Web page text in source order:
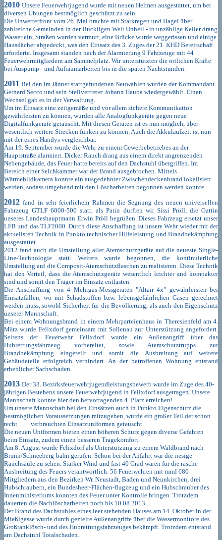
2010 Unsere Feuerwehrjugend wurde mit neuen Helmen ausgestattet, um bei
diversen Übungen bestmöglich geschützt zu sein.
Die Unwetterfront vom 26. Mai brachte mit Starkregen und Hagel über
zahlreiche Gemeinden in der Buckligen Welt Unheil - in unzählige Keller drang
Wasser ein, Straßen wurden vermurt, eine Brücke wurde weggerissen und einige
Hausdächer abgedeckt, was den Einsatz des 3. Zuges der 21. KHD Bereitschaft
erforderte. Insgesamt standen nach der Alarmierung 9 Fahrzeuge mit 44
Feuerwehrmitgliedern am Sammelplatz. Wir unterstützten die örtlichen Kräfte
bei Auspump– und Aufräumarbeiten bis in die späten Nachtstunden.
2011 Bei den im Jänner stattgefundenen Neuwahlen wurden der Kommandant
Gerhard Secco und sein Stellvertreter Johann Hauba wiedergewählt. Einen
Wechsel gab es in der Verwaltung.
Um im Einsatz eine zeitgemäße und vor allem sichere Kommunikation
gewährleisten zu können, wurden alle Analogfunkgeräte gegen neue
Digitalfunkgeräte getauscht. Mit diesen Geräten ist es nun möglich, über
wesentlich weitere Strecken funken zu können. Auch die Akkulaufzeit ist nun
mit der eines Handys vergleichbar.
Am 19. September wurde die Wehr zu einem Gewerbebetriebes an der
Hauptstraße alarmiert. Dicker Rauch drang aus einem direkt angrenzenden
Nebengebäude, das Feuer hatte bereits auf den Dachstuhl übergriffen. Im
Bereich einer Selchkammer war der Brand ausgebrochen. Mittels
Wärmebildkamera konnte ein ausgedehnter Zwischendeckenbrand lokalisiert
werden, sodass umgehend mit den Löscharbeiten begonnen werden konnte.
2012 fand in sehr feierlichem Rahmen die Segnung des neuen universellen
Fahrzeug GTLF 6000-500 statt, als Patin durften wir Sissi Pröll, die Gattin
unseres Landeshauptmann Erwin Pröll begrüßen. Dieses Fahrzeug ersetzt unser
LFB und das TLF2000. Durch diese Anschaffung ist unsere Wehr wieder mit der
aktuellsten Technik in Punkto technischer Hilfeleistung und Brandbekämpfung
ausgestattet.
2012 fand auch die Umstellung aller Atemschutzgeräte auf die neueste Single-
Line-Technologie statt. Weiters wurde begonnen, die kontinuierliche
Umstellung auf die Composit-Atemschutzflaschen zu realisieren. Diese Technik
hat den Vorteil, dass die Atemschutzgeräte wesentlich leichter und kompakter
sind und somit den Träger im Einsatz entlasten.
Die Anschaffung von 4 Mehrgas-Messgeräten "Altair 4x" gewährleisten bei
Einsatzfällen, wo mit Schadstoffen bzw. lebensgefährlichen Gasen gerechnet
werden muss, sowohl Sicherheit für die Bevölkerung, als auch den Eigenschutz
unserer Mannschaft.
Bei einem Wohnungsbrand in einem Mehrparteienhaus in Theresienfeld am 4.
März wurde Felixdorf gemeinsam mit Sollenau zur Unterstützung angefordert.
Seitens der Feuerwehr Felixdorf wurde ein Außenangriff über das
Hubrettungsfahrzeug vorbereitet, sowie Atemschutztrupps zur
Brandbekämpfung eingeteilt und somit die Ausbreitung auf weitere
Gebäudeteile erfolgreich verhindert. An der betroffenen Wohnung entstand
erheblicher Sachschaden.
2013 Der 33. Bezirksfeuerwehrjugendleistungsbewerb wurde im Zuge des 40-
jährigen Bestehens unsere Feuerwehrjugend in Felixdorf ausgetragen. Unsere
Mannschaft konnte hier den hervorragenden 4. Platz erreichen!
Um unsere Mannschaft bei den Einsätzen auch in Punkto Eigenschutz die
bestmöglichen Voraussetzungen mitzugeben, wurde ein großer Teil der schon
recht verbrauchten Einsatzuniformen getauscht.
Die neuen Uniformen bieten einen höheren Schutz gegen diverse Gefahren
beim Einsatz, zudem einen besseren Tragekomfort.
Am 8. August wurde Felixdorf als Unterstützung zu einem Waldbrand nach
Brunn/Schneeberg-bahn gerufen. Schon bei der Anfahrt war die riesige
Rauchsäule zu sehen. Starker Wind und fast 40 Grad waren für die rasche
Ausbreitung des Feuers verantwortlich. 56 Feuerwehren mit rund 680
Mitgliedern aus den Bezirken Wr. Neustadt, Baden und Neunkirchen, drei
Hubschraubern, ein Bundesheer-Flächen-flugzeug und ein Hubschrauber des
Innenministeriums konnten das Feuer unter Kontrolle bringen. Trotzdem
dauerten die Nachlöscharbeiten noch bis 10.08.2013.
Der Brand des Dachstuhles eines leer stehenden Hauses am 14. Oktober in der
Mießlgasse wurde durch gezielte Außenangriffe über die Wassermonitore des
Großtanklösch- und des Hubrettungsfahrzeuges bekämpft. Trotzdem entstand
am Dachstuhl Totalschaden.